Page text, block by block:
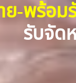
ย-พร้อม
รับจัด